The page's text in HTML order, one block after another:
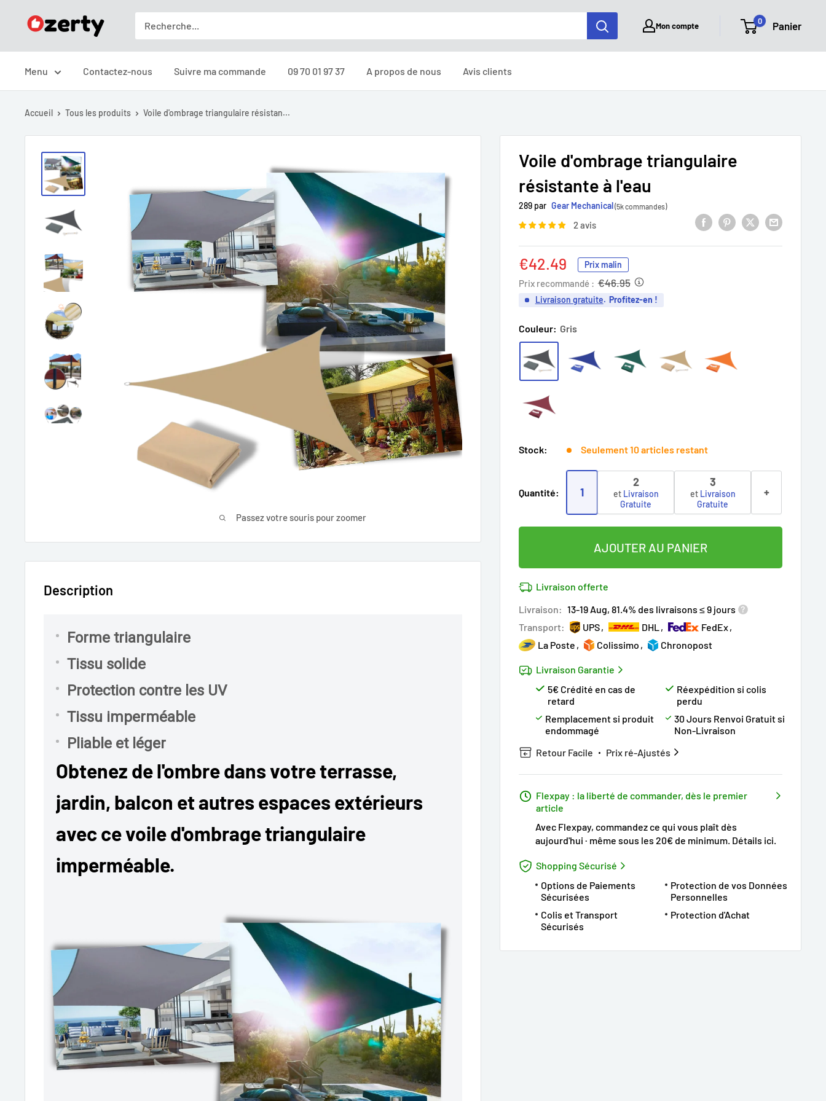
Ozerty
Mon compte 0 Panier
Menu Contactez-nous Suivre ma commande 09 70 01 97 37 A propos de nous Avis clients
Accueil Tous les produits Voile d'ombrage triangulaire résistan...
Passez votre souris pour zoomer
Voile d'ombrage triangulaire
résistante à l'eau
289 par Gear Mechanical(5k commandes)
2 avis
Prix
réduit
€42.49 Prix malin
Prix recommandé : €46.95
Livraison gratuite. Profitez-en !
Couleur: Gris
Stock: Seulement 10 articles restant
Quantité: 1
2
et Livraison
Gratuite
3
et Livraison
Gratuite
+
AJOUTER AU PANIER
Livraison offerte
Livraison: 13-19 Aug, 81.4% des livraisons ≤ 9 jours
Transport:
UPS DHL
FedEx
La Poste
Colissimo Chronopost
Livraison Garantie
5€ Crédité en cas de
retard
Réexpédition si colis
perdu
Remplacement si produit
endommagé
30 Jours Renvoi Gratuit si
Non-Livraison
Retour Facile
Prix ré-Ajustés
Flexpay : la liberté de commander, dès le premier
article
Avec Flexpay, commandez ce qui vous plaît dès
aujourd'hui · même sous les 20€ de minimum. Détails ici.
Shopping Sécurisé
Options de Paiements
Sécurisées
Protection de vos Données
Personnelles
Colis et Transport
Sécurisés
Protection d'Achat
Description
Forme triangulaire
Tissu solide
Protection contre les UV
Tissu imperméable
Pliable et léger
Obtenez de l'ombre dans votre terrasse,
jardin, balcon et autres espaces extérieurs
avec ce voile d'ombrage triangulaire
imperméable.